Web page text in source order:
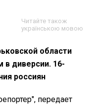
Читайте також
українською мовою
области
в диверсии. 16-
россиян
передает